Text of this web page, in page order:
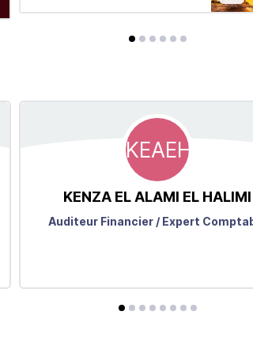
avisavisavisavisavisavis
KEAEH
KENZA EL ALAMI EL HALIMI
Auditeur Financier / Expert
avisavisavisavisavisavisavisavis